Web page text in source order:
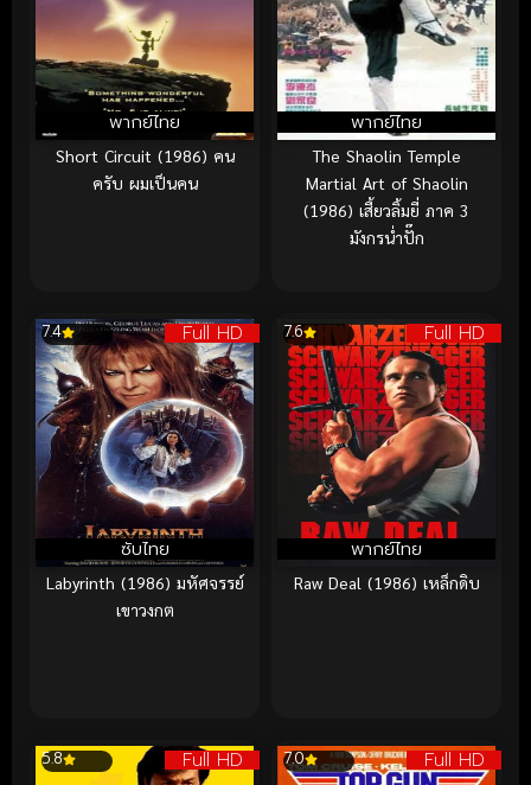
พากย์ไทย
Short Circuit (1986) คน
ครับ ผมเป็นคน
พากย์ไทย
The Shaolin Temple
Martial Art of Shaolin
(1986) เสี้ยวลิ้มยี่ ภาค 3
มังกรน่ำปั๊ก
Full HD
ซับไทย
7.4
Labyrinth (1986) มหัศจรรย์
เขาวงกต
Full HD
พากย์ไทย
7.6
Raw Deal (1986) เหล็กดิบ
Full HD
5.8 Full HD
7.0